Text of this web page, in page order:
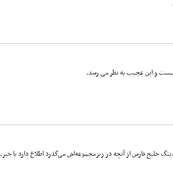
نیست و این عجیب به نظر می رسد.
خلیج فارس از آنچه در زیرمجموعه‌اش می‌گذرد اطلاع دارد یا خیر.